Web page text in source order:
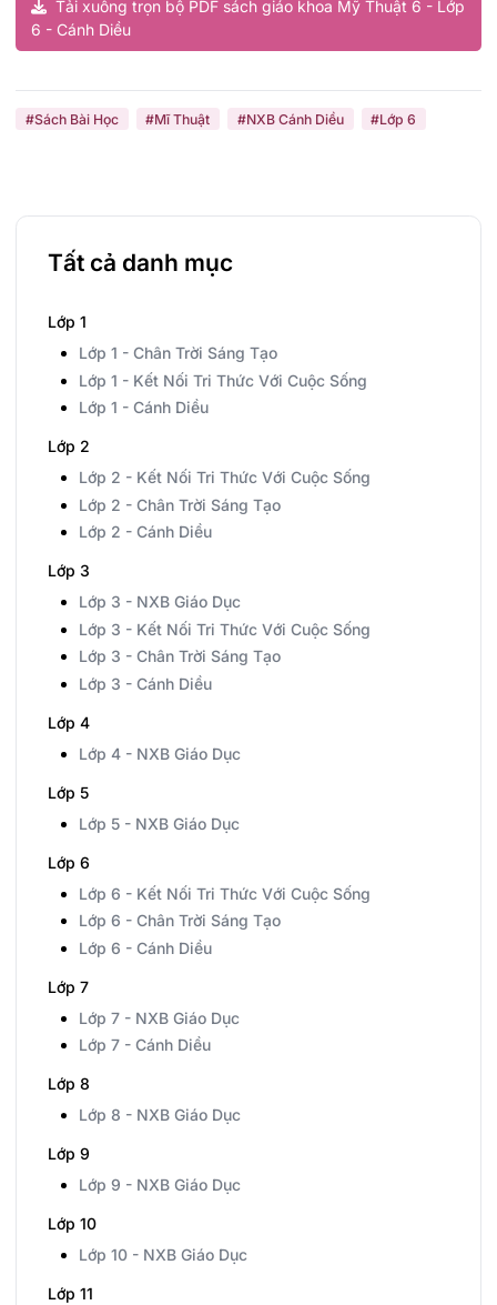
Tải xuống trọn bộ PDF sách giáo khoa Mỹ Thuật 6 - Lớp
6 - Cánh Diều
#Sách Bài Học #Mĩ Thuật #NXB Cánh Diều #Lớp 6
Tất cả danh mục
Lớp 1
Lớp 1 - Chân Trời Sáng Tạo
Lớp 1 - Kết Nối Tri Thức Với Cuộc Sống
Lớp 1 - Cánh Diều
Lớp 2
Lớp 2 - Kết Nối Tri Thức Với Cuộc Sống
Lớp 2 - Chân Trời Sáng Tạo
Lớp 2 - Cánh Diều
Lớp 3
Lớp 3 - NXB Giáo Dục
Lớp 3 - Kết Nối Tri Thức Với Cuộc Sống
Lớp 3 - Chân Trời Sáng Tạo
Lớp 3 - Cánh Diều
Lớp 4
Lớp 4 - NXB Giáo Dục
Lớp 5
Lớp 5 - NXB Giáo Dục
Lớp 6
Lớp 6 - Kết Nối Tri Thức Với Cuộc Sống
Lớp 6 - Chân Trời Sáng Tạo
Lớp 6 - Cánh Diều
Lớp 7
Lớp 7 - NXB Giáo Dục
Lớp 7 - Cánh Diều
Lớp 8
Lớp 8 - NXB Giáo Dục
Lớp 9
Lớp 9 - NXB Giáo Dục
Lớp 10
Lớp 10 - NXB Giáo Dục
Lớp 11